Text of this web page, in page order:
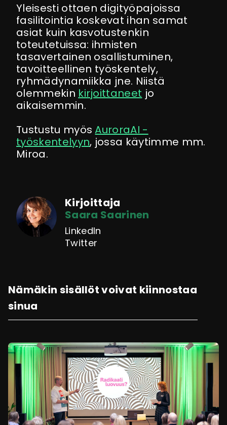
Yleisesti ottaen digityöpajoissa
fasilitointia koskevat ihan samat
asiat kuin kasvotustenkin
toteutetuissa: ihmisten
tasavertainen osallistuminen,
tavoitteellinen työskentely,
ryhmädynamiikka jne. Niistä
olemmekin kirjoittaneet jo
aikaisemmin.
Tustustu myösAuroraAI -
työskentelyyn, jossa käytimme mm.
Miroa.
Kirjoittaja
Saara Saarinen
LinkedIn
Twitter
Nämäkin sisällöt voivat kiinnostaa
sinua